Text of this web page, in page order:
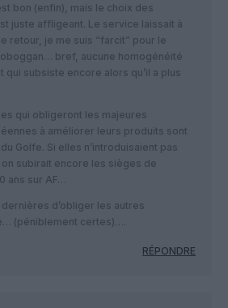
bon (enfin), mais le choix des
juste affligeant. Le service laissait à
retour, je me suis “farcit” pour le
bref, aucune homogénéité
qui subsiste encore alors qu’il a plus
qui obligeront les majeures
à améliorer leurs produits sont
Golfe. Si elles n’introduisaient pas
subirait encore les sièges de
ans sur AF…
d’obliger les autres
(péniblement certes)….
RÉPONDRE